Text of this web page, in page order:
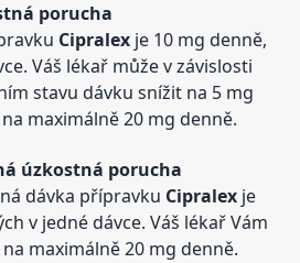
porucha
Cipralex je 10 mg denně,
Váš lékař může v závislosti
stavu dávku snížit na 5 mg
maximálně 20 mg denně.
úzkostná porucha
dávka přípravku Cipralex je
v jedné dávce. Váš lékař Vám
maximálně 20 mg denně.